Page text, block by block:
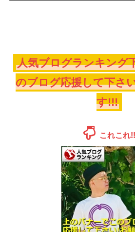
人気ブログランキング
のブログ応援して下さ
す!!!
これこれ!!